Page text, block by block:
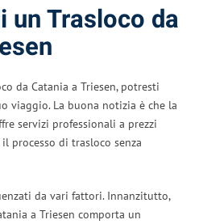
un Trasloco da
da Catania a Triesen, potresti
viaggio. La buona notizia è che la
servizi professionali a prezzi
processo di trasloco senza
da vari fattori. Innanzitutto,
a Triesen comporta un